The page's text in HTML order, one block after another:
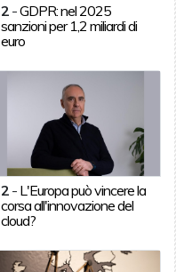
2 -GDPR: nel 2025
sanzioni per 1,2 miliardi di
euro
2 - L'Europa può vincere la
corsa all'innovazione del
cloud?